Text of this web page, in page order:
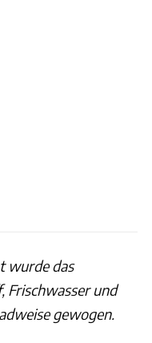
wurde das
Frischwasser und
gewogen.